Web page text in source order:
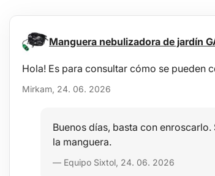
Manguera nebulizadora de jardín
Hola! Es para consultar cómo se pueden
Mirkam, 24. 06. 2026
Buenos días, basta con
la manguera.
— Equipo Sixtol, 24. 06. 2026